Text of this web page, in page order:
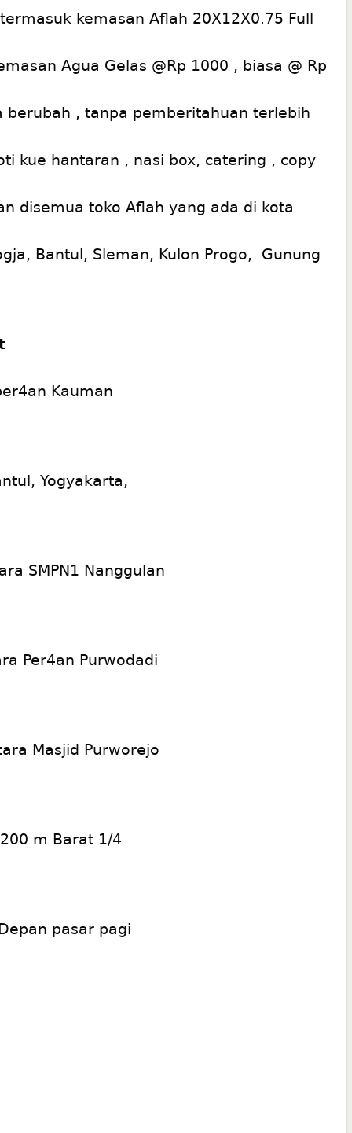
kemasan Aflah 20X12X0.75 Full
Agua Gelas @Rp 1000 , biasa @ Rp
berubah , tanpa pemberitahuan terlebih
kue hantaran , nasi box, catering , copy
disemua toko Aflah yang ada di kota
Bantul, Sleman, Kulon Progo, Gunung
Kauman
Yogyakarta,
SMPN1 Nanggulan
Per4an Purwodadi
Masjid Purworejo
m Barat 1/4
pasar pagi